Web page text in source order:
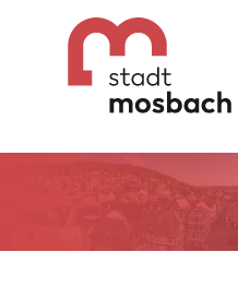
Gehe zum
Gehe zum Inhalt